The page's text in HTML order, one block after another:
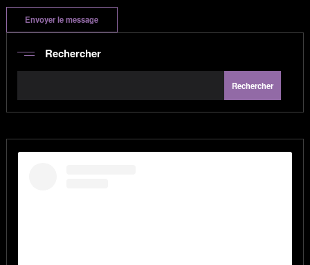
Rechercher
Rechercher